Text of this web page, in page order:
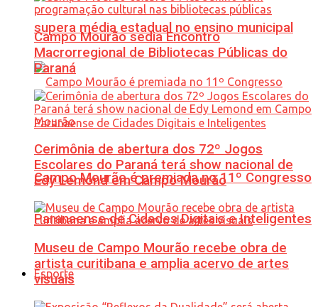
supera média estadual no ensino municipal
Campo Mourão é premiada no 11º Congresso
Paranaense de Cidades Digitais e Inteligentes
Esporte
Campo Mourão sedia Encontro
Macrorregional de Bibliotecas Públicas do
Paraná
Cerimônia de abertura dos 72º Jogos
Escolares do Paraná terá show nacional de
Edy Lemond em Campo Mourão
Museu de Campo Mourão recebe obra de
artista curitibana e amplia acervo de artes
visuais